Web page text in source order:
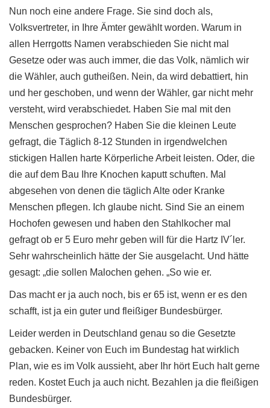
Nun noch eine andere Frage. Sie sind doch als,
Volksvertreter, in Ihre Ämter gewählt worden. Warum in
allen Herrgotts Namen verabschieden Sie nicht mal
Gesetze oder was auch immer, die das Volk, nämlich wir
die Wähler, auch gutheißen. Nein, da wird debattiert, hin
und her geschoben, und wenn der Wähler, gar nicht mehr
versteht, wird verabschiedet. Haben Sie mal mit den
Menschen gesprochen? Haben Sie die kleinen Leute
gefragt, die Täglich 8-12 Stunden in irgendwelchen
stickigen Hallen harte Körperliche Arbeit leisten. Oder, die
die auf dem Bau Ihre Knochen kaputt schuften. Mal
abgesehen von denen die täglich Alte oder Kranke
Menschen pflegen. Ich glaube nicht. Sind Sie an einem
Hochofen gewesen und haben den Stahlkocher mal
gefragt ob er 5 Euro mehr geben will für die Hartz IV´ler.
Sehr wahrscheinlich hätte der Sie ausgelacht. Und hätte
gesagt: „die sollen Malochen gehen. „So wie er.
Das macht er ja auch noch, bis er 65 ist, wenn er es den
schafft, ist ja ein guter und fleißiger Bundesbürger.
Leider werden in Deutschland genau so die Gesetzte
gebacken. Keiner von Euch im Bundestag hat wirklich
Plan, wie es im Volk aussieht, aber Ihr hört Euch halt gerne
reden. Kostet Euch ja auch nicht. Bezahlen ja die fleißigen
Bundesbürger.